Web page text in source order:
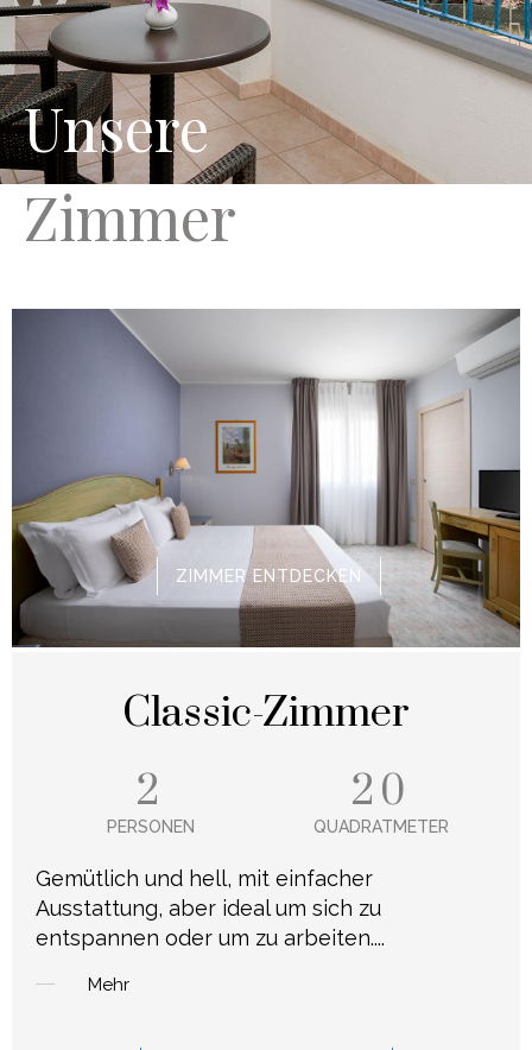
Unsere
Zimmer
ZIMMER ENTDECKEN
Classic-Zimmer
2
20
PERSONEN QUADRATMETER
Gemütlich und hell, mit einfacher
Ausstattung, aber ideal um sich zu
entspannen oder um zu arbeiten....
Mehr